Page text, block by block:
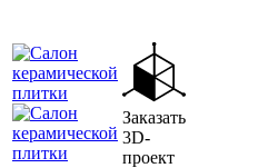
Заказать
3D-
проект